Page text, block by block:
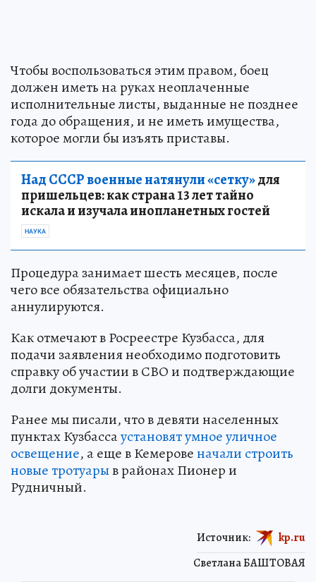
Чтобы воспользоваться этим правом, боец
должен иметь на руках неоплаченные
исполнительные листы, выданные не позднее
года до обращения, и не иметь имущества,
которое могли бы изъять приставы.
Над СССР военные натянули «сетку»для
пришельцев: как страна 13 лет тайно
искала и изучала инопланетных гостей
НАУКА
Процедура занимает шесть месяцев, после
чего все обязательства официально
аннулируются.
Как отмечают в Росреестре Кузбасса, для
подачи заявления необходимо подготовить
справку об участии в СВО и подтверждающие
долги документы.
Ранее мы писали, что в девяти населенных
пунктах Кузбассаустановят умное уличное
освещение, а еще в Кемеровеначали строить
новые тротуарыв районах Пионер и
Рудничный.
Светлана БАШТОВАЯ
Источник: kp.ru